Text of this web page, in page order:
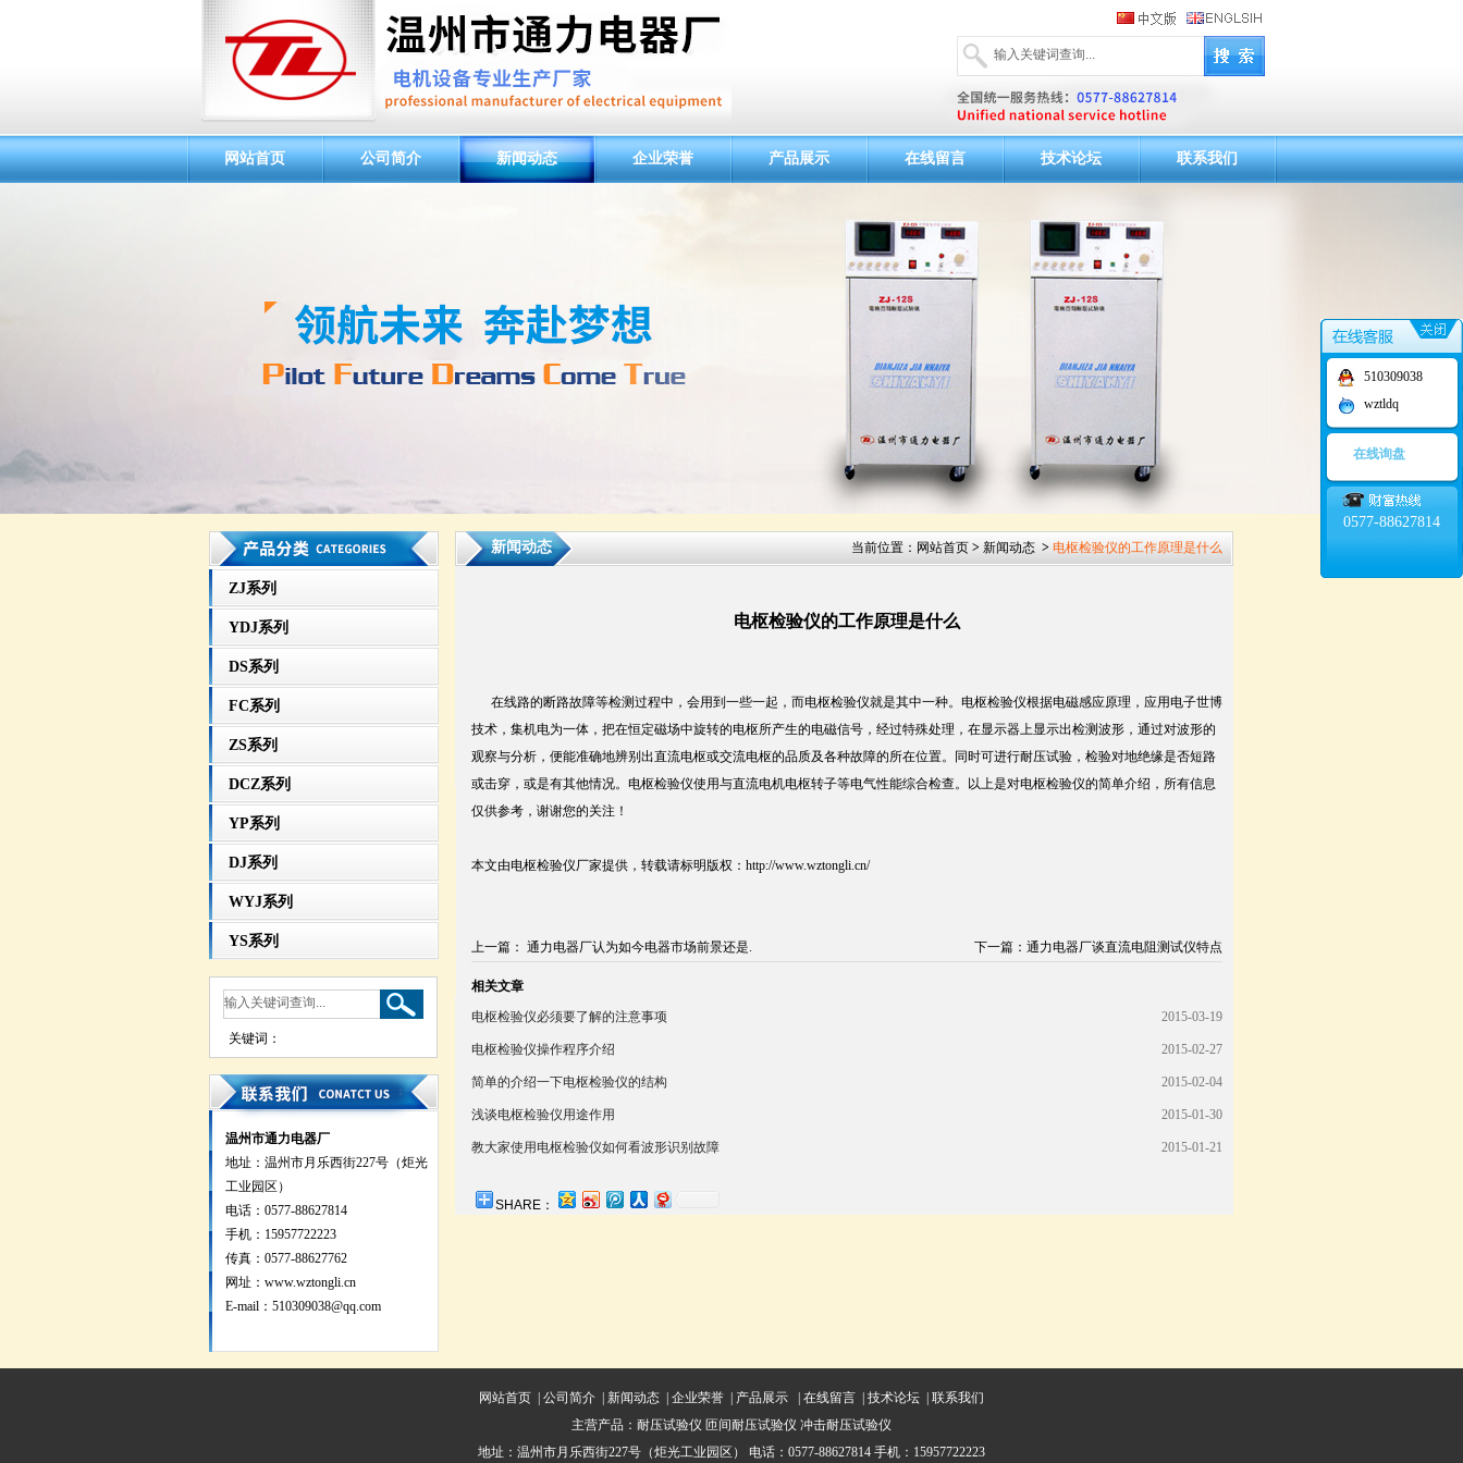
网站首页 公司简介 新闻动态 企业荣誉 产品展示 在线留言 技术论坛 联系我们
ZJ系列
YDJ系列
DS系列
FC系列
ZS系列
DCZ系列
YP系列
DJ系列
WYJ系列
YS系列
关键词：
温州市通力电器厂
地址：温州市月乐西街227号（炬光
工业园区）
电话：0577-88627814
手机：15957722223
传真：0577-88627762
网址： www.wztongli.cn
E-mail：510309038@qq.com
新闻动态 当前位置： 网站首页> 新闻动态 > 电枢检验仪的工作原理是什么
电枢检验仪的工作原理是什么
在线路的断路故障等检测过程中，会用到一些一起，而电枢检验仪就是其中一种。电枢检验仪根据电磁感应原理，应用电子世博
技术，集机电为一体，把在恒定磁场中旋转的电枢所产生的电磁信号，经过特殊处理，在显示器上显示出检测波形，通过对波形的
观察与分析，便能准确地辨别出直流电枢或交流电枢的品质及各种故障的所在位置。同时可进行耐压试验，检验对地绝缘是否短路
或击穿，或是有其他情况。电枢检验仪使用与直流电机电枢转子等电气性能综合检查。以上是对电枢检验仪的简单介绍，所有信息
仅供参考，谢谢您的关注！
本文由电枢检验仪厂家提供，转载请标明版权： http://www.wztongli.cn/
上一篇： 通力电器厂认为如今电器市场前景还是. 下一篇： 通力电器厂谈直流电阻测试仪特点
相关文章
2015-03-19
电枢检验仪必须要了解的注意事项
2015-02-27
电枢检验仪操作程序介绍
2015-02-04
简单的介绍一下电枢检验仪的结构
2015-01-30
浅谈电枢检验仪用途作用
2015-01-21
教大家使用电枢检验仪如何看波形识别故障
SHARE：
网站首页 公司简介 新闻动态 企业荣誉 产品展示 在线留言 技术论坛
联系我们
主营产品： 耐压试验仪 匝间耐压试验仪 冲击耐压试验仪
地址：温州市月乐西街227号（炬光工业园区） 电话：0577-88627814 手机：15957722223
510309038
wztldq
在线询盘
0577-88627814